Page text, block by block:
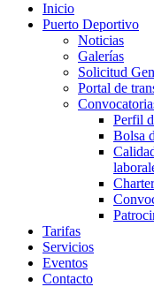
Inicio
Puerto Deportivo
Noticias
Galerías
Solicitud
Portal de
Perfil
Bolsa
Charter
Tarifas
Servicios
Eventos
Contacto